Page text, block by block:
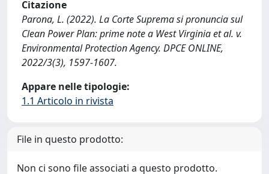
Citazione
Parona, L. (2022). La Corte Suprema si pronuncia sul
Clean Power Plan: prime note a West Virginia et al. v.
Environmental Protection Agency. DPCE ONLINE,
2022/3(3), 1597-1607.
Appare nelle tipologie:
1.1 Articolo in rivista
File in questo prodotto:
Non ci sono file associati a questo prodotto.